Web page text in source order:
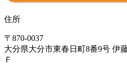
住所
〒870-0037
大分県大分市東春日町8番9号 伊
Ｆ